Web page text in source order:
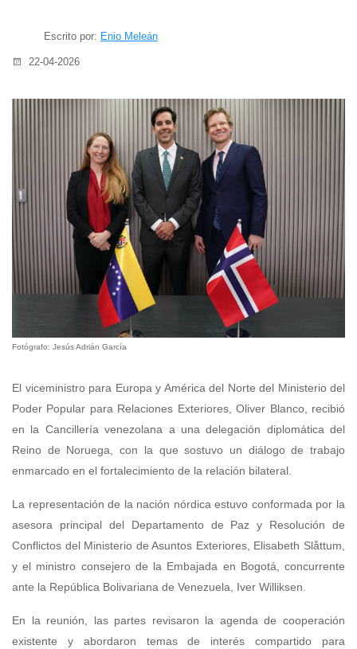
Escrito por: Enio Meleán
22-04-2026
Fotógrafo: Jesús Adrián García
El viceministro para Europa y América del Norte del Ministerio del
Poder Popular para Relaciones Exteriores, Oliver Blanco, recibió
en la Cancillería venezolana a una delegación diplomática del
Reino de Noruega, con la que sostuvo un diálogo de trabajo
enmarcado en el fortalecimiento de la relación bilateral.
La representación de la nación nórdica estuvo conformada por la
asesora principal del Departamento de Paz y Resolución de
Conflictos del Ministerio de Asuntos Exteriores, Elisabeth Slåttum,
y el ministro consejero de la Embajada en Bogotá, concurrente
ante la República Bolivariana de Venezuela, Iver Williksen.
En la reunión, las partes revisaron la agenda de cooperación
existente y abordaron temas de interés compartido para